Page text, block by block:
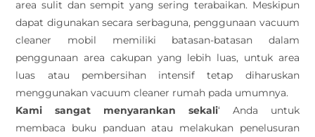
area sulit dan sempit yang sering terabaikan. Meskipun
dapat digunakan secara serbaguna, penggunaan vacuum
cleaner mobil memiliki batasan-batasan dalam
penggunaan area cakupan yang lebih luas, untuk area
luas atau pembersihan intensif tetap diharuskan
menggunakan vacuum cleaner rumah pada umumnya.
Kami sangat menyarankan sekali‘ Anda untuk
membaca buku panduan atau melakukan penelusuran